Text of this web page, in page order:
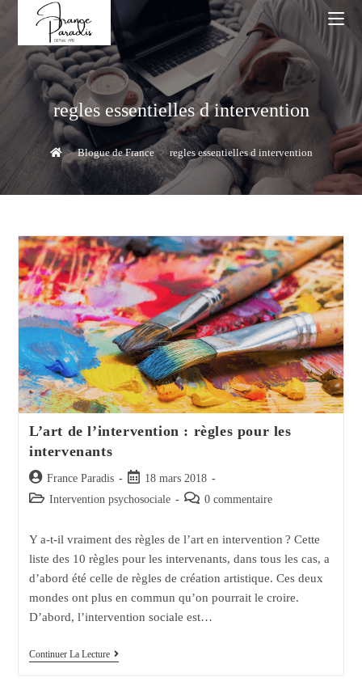
content
regles essentielles d intervention
> Blogue de France > regles essentielles d intervention
L’art de l’intervention : règles pour les
intervenants
Auteur/autrice
de
France Paradis
Post
published:
18 mars 2018
Post Intervention psychosociale
Post 0 commentaire
Y a-t-il vraiment des règles de l’art en intervention ? Cette
liste des 10 règles pour les intervenants, dans tous les cas, a
d’abord été celle de règles de création artistique. Ces deux
mondes ont plus en commun qu’on pourrait le croire.
D’abord, l’intervention sociale est…
Continuer La LectureL’art